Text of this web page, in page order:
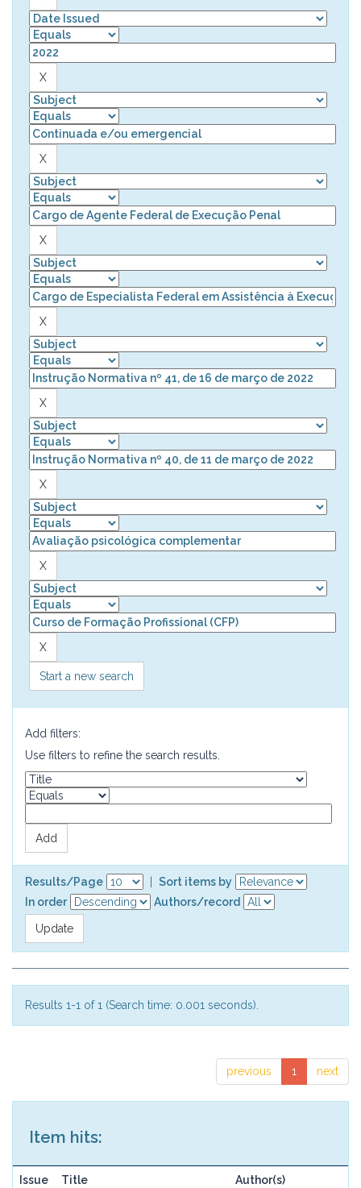
Start a new search
Add filters:
Use filters to refine the search results.
Results/Page
Sort items by
In order
Authors/record
Results 1-1 of 1 (Search time: 0.001 seconds).
previous 1 next
Item hits:
Issue Title Author(s)